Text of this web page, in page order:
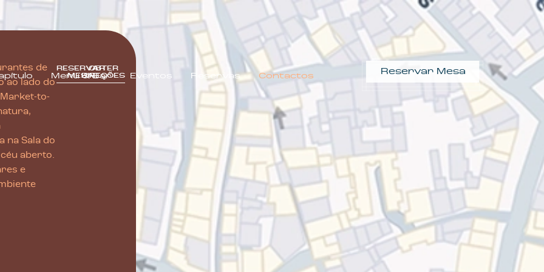
Menu & Bar Eventos Reservas Contactos Reservar Mesa
Eventos Reservas Reservar Mesa
de
ao lado do
to-
na Sala do
aberto.
e
RESERVAR
MESA
OBTER
DIREÇÕES